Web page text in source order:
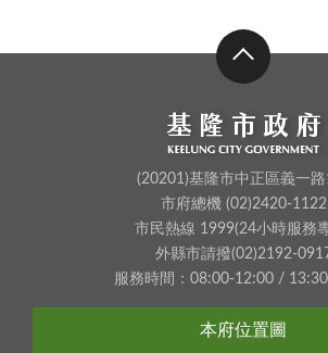
(20201)基隆市中正區義一路
市府總機 (02)2420-1122
市民熱線 1999(24小時服務
外縣市請撥(02)2192-
服務時間：08:00-12:00 /
本府位置圖